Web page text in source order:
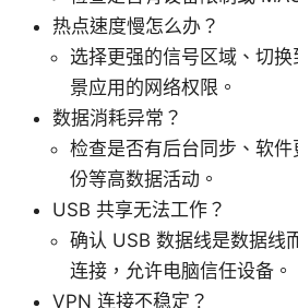
热点速度慢怎么办？
选择更强的信号区域、切
景应用的网络权限。
数据消耗异常？
检查是否有后台同步、软
份等高数据活动。
USB 共享无法工作？
确认 USB 数据线是数据线
连接，允许电脑信任设备。
VPN 连接不稳定？